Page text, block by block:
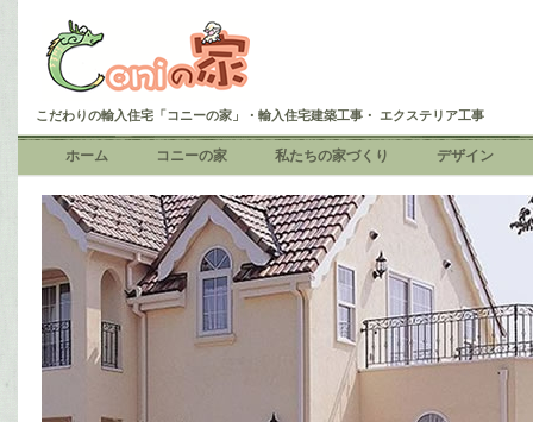
こだわりの輸入住宅「コニーの家」・輸入住宅建築工事・ エクステリア工事
ホーム コニーの家 私たちの家づくり デザイン